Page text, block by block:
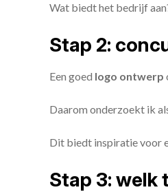
Wat biedt het bedrijf
Stap 2:
Een goed logo ontwerp
Daarom onderzoekt ik
Dit biedt inspiratie voor
Stap 3: welk